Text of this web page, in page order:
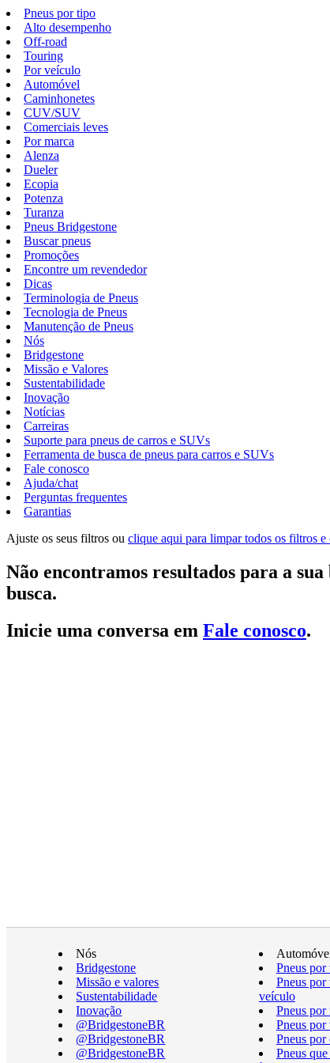
Pneus por tipo
Alto desempenho
Off-road
Touring
Por veículo
Automóvel
Caminhonetes
CUV/SUV
Comerciais leves
Por marca
Alenza
Dueler
Ecopia
Potenza
Turanza
Pneus Bridgestone
Buscar pneus
Promoções
Encontre um revendedor
Dicas
Terminologia de Pneus
Tecnologia de Pneus
Manutenção de Pneus
Nós
Bridgestone
Missão e Valores
Sustentabilidade
Inovação
Notícias
Carreiras
Suporte para pneus de carros e SUVs
Ferramenta de busca de pneus para carros e SUVs
Fale conosco
Ajuda/chat
Perguntas frequentes
Garantias
Ajuste os seus filtros ou clique aqui para limpar todos os filtros e
Não encontramos resultados para a
busca.
Inicie uma conversa em Fale conosco.
Nós
Bridgestone
Missão e valores
Sustentabilidade
Inovação
@BridgestoneBR
@BridgestoneBR
@BridgestoneBR
Pneus por
Pneus por
veículo
Pneus por
Pneus
Pneus por
Pneus